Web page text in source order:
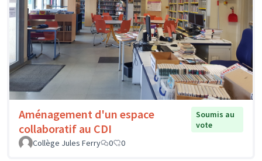
Aménagement d'un espace
collaboratif au CDI
Soumis au
vote
Collège Jules Ferry
0 0